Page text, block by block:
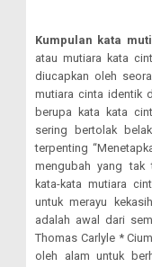
Kumpulan kata
atau mutiara kata
diucapkan oleh
mutiara cinta identik
berupa kata kata
sering bertolak
terpenting
mengubah yang tak
kata-kata mutiara
untuk merayu
adalah awal dari
Thomas Carlyle *
oleh alam untuk